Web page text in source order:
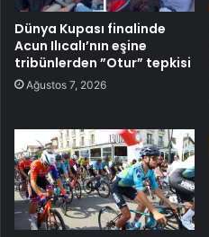
Dünya Kupası finalinde
Acun Ilıcalı’nın eşine
tribünlerden ”Otur” tepkisi
Ağustos 7, 2026